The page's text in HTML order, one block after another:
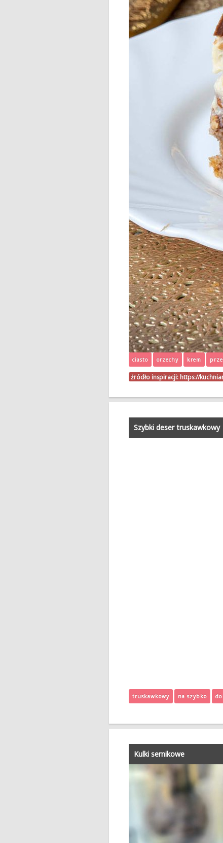
ciasto orzechy krem
źródło inspiracji: https://
Szybki deser truskawkowy
truskawkowy na szybko
Kulki sernikowe